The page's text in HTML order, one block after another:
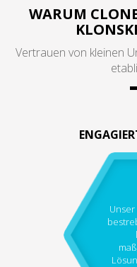
WARUM
Vertrauen von kleinen